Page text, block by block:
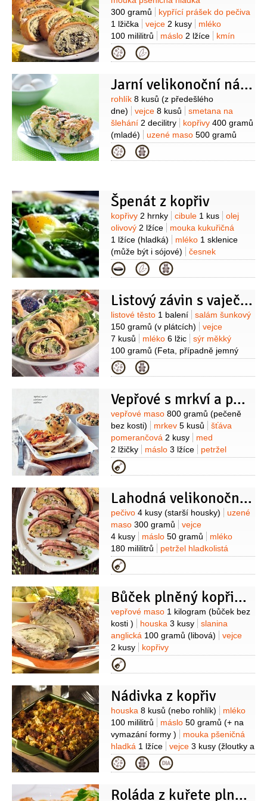
300 gramů
kypřící prášek do pečiva
1 lžička
vejce 2 kusy
mléko
100 mililitrů
máslo 2 lžíce
kmín
(drcený)
vál)
Na náplň: tvaroh měkký
3 stroužky
cibulka jarní
2 kusy
kopřivy 1 hrst
petržel
kadeřavá/kudrnka 1 hrst
2 lžíce
sůl (trocha) pepř
Kategorie
Jarní velikonoční nádivka
Suroviny
rohlík 8 kusů (z předešlého
dne)
vejce 8 kusů
smetana na
šlehání 2 decilitry kopřivy 400 gramů
(mladé)
uzené maso 500 gramů
(vařené)
4 stroužky
pažitka2 lžíce
Kategorie
Špenát z kopřiv
Suroviny
kopřivy 2 hrnky cibule 1 kus
olej
olivový 2 lžíce
mouka kukuřičná
1 lžíce (hladká) mléko 1 sklenice
(může být i sójové)
česnek
2 stroužky
vejce
natvrdo)
sůl mořská
Kategorie
Listový závin s vaječnou náplní
Suroviny
listové těsto 1 balení
salám šunkový
150 gramů (v plátcích)
vejce
7 kusů
mléko 6 lžic
sýr měkký
100 gramů (Feta, případně jemný
balkán)
kopřivy
mladý špenát)
pepř černý
Kategorie
Vepřové s mrkví a pečenou nádivkou
Suroviny
vepřové maso 800 gramů (pečeně
bez kosti)
mrkev 5 kusů
šťáva
pomerančová 2 kusy
med
2 lžičky
máslo 3 lžíce
petržel
hladkolistá
1 lžíce
vývar vepřový
chléb toastový 6 plátků
máslo
180 gramů
(+na vymazání)
vejce
4 kusy
slanina 100 gramů
150 mililitrů
kopřivy
1 hrst
muškátový oříšek
strouhanka
(na vysypání)
sůl
Kategorie
Lahodná velikonoční hlavička
Suroviny
pečivo 4 kusy (starší housky)
uzené
maso 300 gramů
vejce
4 kusy
máslo 50 gramů
mléko
180 mililitrů
petržel hladkolistá
1 hrst
1 hrst
slanina200 gramů
Kategorie
Bůček plněný kopřivovou nádivkou
Suroviny
vepřové maso 1 kilogram (bůček bez
kosti )
houska 3 kusy
slanina
anglická 100 gramů (libová)
vejce
2 kusy
kopřivy
1 svazek
oříšek( mletý) tymián1/2lžičky
Kategorie
Nádivka z kopřiv
Suroviny
houska 8 kusů (nebo rohlík)
mléko
100 mililitrů
máslo 50 gramů (+ na
vymazání formy )
mouka pšeničná
hladká 1 lžíce vejce 3 kusy (žloutky a
bílky zvlášť )
kopřivy
(nasekané)
bylinky1 šálek (směs
kypřící prášek do pečiva
Kategorie
Roláda z kuřete plněná bylinkovou nádivkou